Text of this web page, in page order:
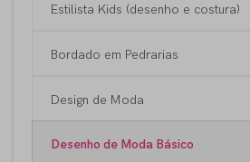
Estilista Kids (desenho e costura)
Bordado em Pedrarias
Design de Moda
Desenho de Moda Básico